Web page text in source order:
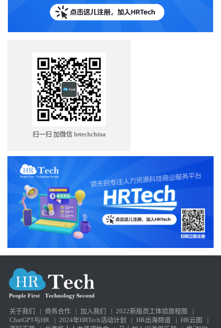
扫一扫 加微信 hrtechchina
关于我们 | 商务合作 | 加入我们 | 2022新版员工体验旅程图
|
ChatGPT与HR
| 2024年HRTech活动计划 | HR出海频道 | HR云图
|